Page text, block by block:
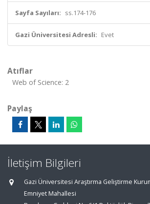
Sayfa Sayıları: ss.174-176
Gazi Üniversitesi Adresli: Evet
Atıflar
Web of Science: 2
Paylaş
İletişim Bilgileri
Gazi Üniversitesi Araştırma Geliştirme
Emniyet Mahallesi